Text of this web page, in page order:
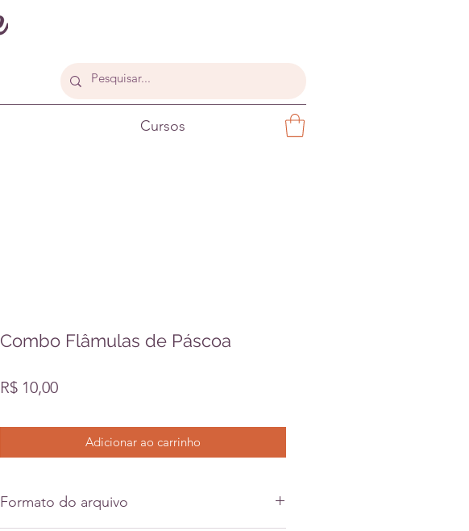
Cursos
Combo Flâmulas de Páscoa
R$ 10,00Preço
Adicionar ao carrinho
Formato do arquivo